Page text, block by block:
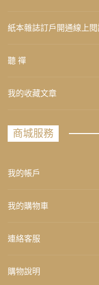
紙本雜誌訂戶開通線上閱
聽 禪
我的收藏文章
商城服務
我的帳戶
我的購物車
連絡客服
購物說明